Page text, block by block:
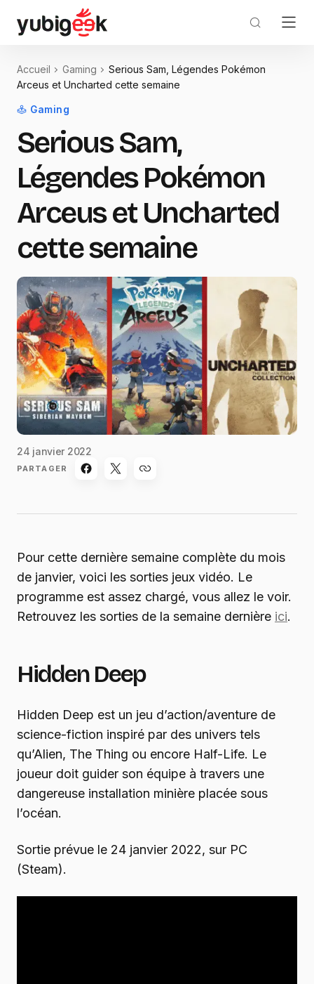
Accueil Gaming
Serious Sam, Légendes Pokémon
Arceus et Uncharted cette semaine
Gaming
Serious Sam,
Légendes Pokémon
Arceus et Uncharted
cette semaine
24 janvier 2022
PARTAGER
Pour cette dernière semaine complète du mois
de janvier, voici les sorties jeux vidéo. Le
programme est assez chargé, vous allez le voir.
Retrouvez les sorties de la semaine dernière ici.
Hidden Deep
Hidden Deep est un jeu d’action/aventure de
science-fiction inspiré par des univers tels
qu’Alien, The Thing ou encore Half-Life. Le
joueur doit guider son équipe à travers une
dangereuse installation minière placée sous
l’océan.
Sortie prévue le 24 janvier 2022, sur PC
(Steam).